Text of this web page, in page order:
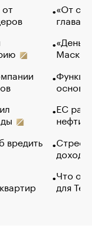
вредить
«От
глава
Маск в
основ
ЕС
нефти
Что
для